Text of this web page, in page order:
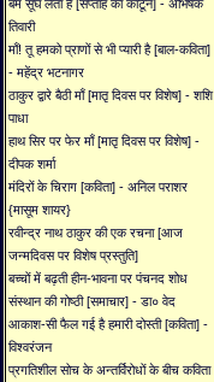
बम सूंघ लेता है [सप्ताह का कार्टून] - अभिषेक
तिवारी
माँ! तू हमको प्राणों से भी प्यारी है [बाल-कविता]
- महेंद्र भटनागर
ठाकुर द्वारे बैठी माँ [मातृ दिवस पर विशेष] - शशि
पाधा
हाथ सिर पर फेर माँ [मातृ दिवस पर विशेष] -
दीपक शर्मा
मंदिरों के चिराग [कविता] - अनिल पराशर
{मासूम शायर}
रवीन्द्र नाथ ठाकुर की एक रचना [आज
जन्मदिवस पर विशेष प्रस्तुति]
बच्चों में बढ़ती हीन-भावना पर पंचनद शोध
संस्थान की गोष्ठी [समाचार] - डा० वेद
आकाश-सी फैल गई है हमारी दोस्ती [कविता] -
विश्वरंजन
प्रगतिशील सोच के अन्तर्विरोधों के बीच कविता